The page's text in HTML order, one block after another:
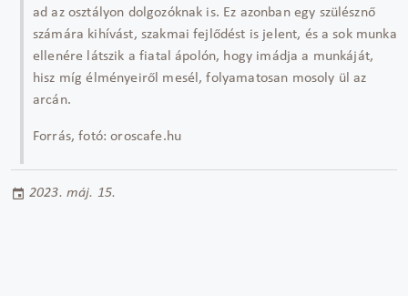
ad az osztályon dolgozóknak is. Ez azonban egy szülésznő
számára kihívást, szakmai fejlődést is jelent, és a sok munka
ellenére látszik a fiatal ápolón, hogy imádja a munkáját,
hisz míg élményeiről mesél, folyamatosan mosoly ül az
arcán.
Forrás, fotó: oroscafe.hu
2023. máj. 15.